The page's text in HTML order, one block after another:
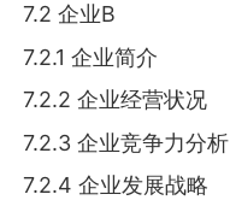
7.2 企业B
7.2.1 企业简介
7.2.2 企业经营状况
7.2.3 企业竞争力分析
7.2.4 企业发展战略